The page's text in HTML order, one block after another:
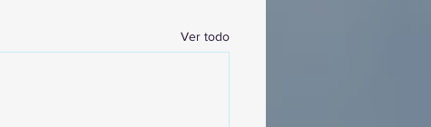
Ver todo